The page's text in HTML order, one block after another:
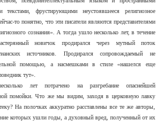
текстами, фрустирующими неустоявшееся религиозное
то понятно, что эти писатели являются представителями
сознания». А тогда ушло несколько лет, в течение
новичок продирался через мутный поток
источников. Продирался сопровождаемый не
помощью, а насмешками в стиле «нашелся еще
тут».
лет потрачено на разгребание опаснейшей
помойки. Что же мы видим, заходя в церковную лавку
На полочках аккуратно расставлены все те же авторы,
которых ушли годы, а духовный вред, полученный от их